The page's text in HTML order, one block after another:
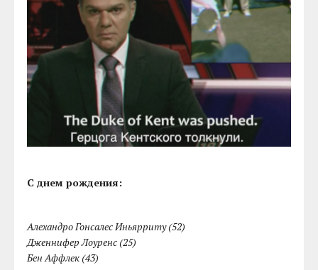
С днем рождения:
Алехандро Гонсалес Иньярриту (52)
Дженнифер Лоуренс (25)
Бен Аффлек (43)